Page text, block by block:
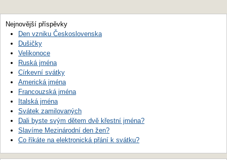
Nejnovější příspěvky
Den vzniku Československa
Dušičky
Velikonoce
Ruská jména
Církevní svátky
Americká jména
Francouzská jména
Italská jména
Svátek zamilovaných
Dali byste svým dětem dvě křestní jména?
Slavíme Mezinárodní den žen?
Co říkáte na elektronická přání k svátku?